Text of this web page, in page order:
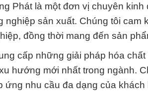
Phát là một đơn vị chuyên
nghiệp sản xuất. Chúng tôi
đồng thời mang đến sản
cấp những giải pháp hóa
hướng mới nhất trong ngành.
ứng nhu cầu đa dạng của khách